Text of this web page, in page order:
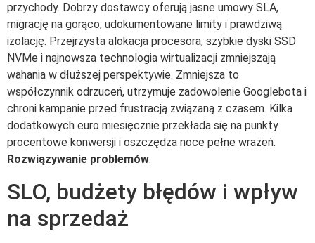
przychody. Dobrzy dostawcy oferują jasne umowy SLA,
migrację na gorąco, udokumentowane limity i prawdziwą
izolację. Przejrzysta alokacja procesora, szybkie dyski SSD
NVMe i najnowsza technologia wirtualizacji zmniejszają
wahania w dłuższej perspektywie. Zmniejsza to
współczynnik odrzuceń, utrzymuje zadowolenie Googlebota i
chroni kampanie przed frustracją związaną z czasem. Kilka
dodatkowych euro miesięcznie przekłada się na punkty
procentowe konwersji i oszczędza noce pełne wrażeń.
Rozwiązywanie problemów.
SLO, budżety błędów i wpływ
na sprzedaż